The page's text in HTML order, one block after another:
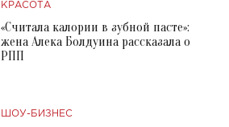
КРАСОТА
«Считала калории в зубной пасте»:
жена Алека Болдуина рассказала о
РПП
ШОУ-БИЗНЕС